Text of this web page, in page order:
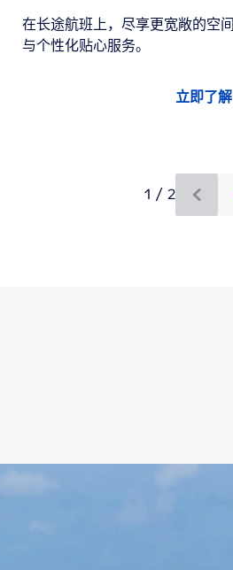
在长途航班上，尽享更宽敞的空间
与个性化贴心服务。
立即了解
1 / 2